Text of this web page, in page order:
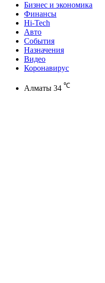
Бизнес и экономика
Финансы
Hi-Tech
Авто
События
Назначения
Видео
Коронавирус
Алматы 34 ℃